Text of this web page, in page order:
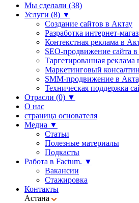
Мы сделали (38)
Услуги (8) ▼
Создание сайтов в Актау
Разработка интернет-
Контекстная реклама в
SEO-продвижение сайта
Таргетированная реклама
Маркетинговый
SMM-продвижение в
Техническая поддержка
Отрасли (0) ▼
О нас
страница основателя
Медиа ▼
Статьи
Полезные материалы
Подкасты
Работа в Factum. ▼
Вакансии
Стажировка
Контакты
Астана